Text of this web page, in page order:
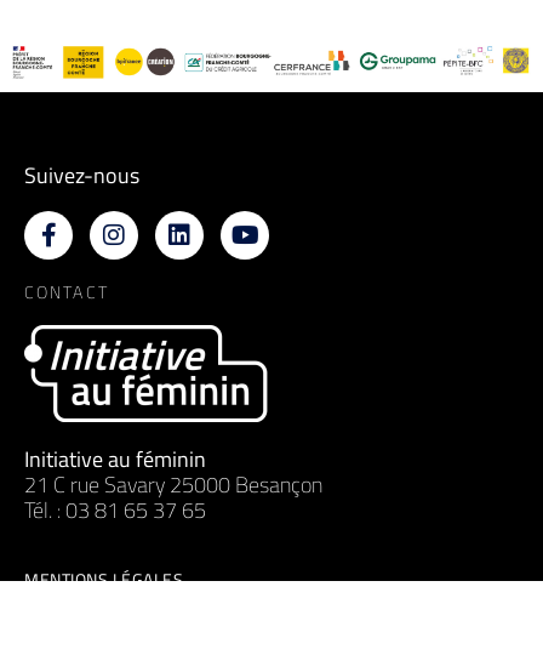
Suivez-nous
CONTACT
Initiative au féminin
21 C rue Savary 25000 Besançon
Tél. : 03 81 65 37 65
MENTIONS LÉGALES